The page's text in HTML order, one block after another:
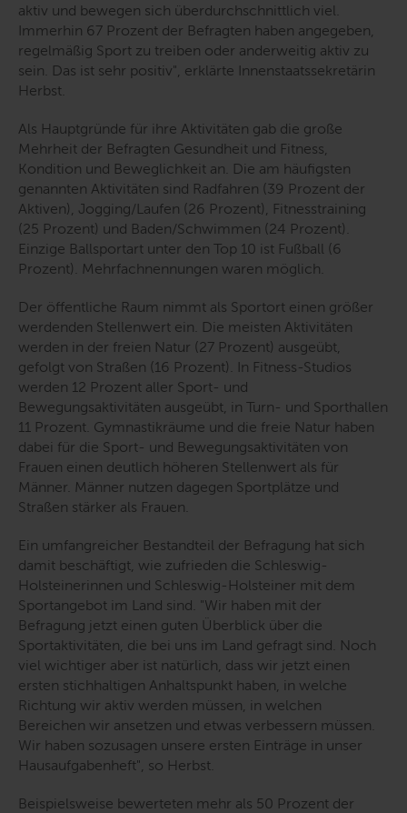
aktiv und bewegen sich überdurchschnittlich viel.
Immerhin 67 Prozent der Befragten haben angegeben,
regelmäßig Sport zu treiben oder anderweitig aktiv zu
sein. Das ist sehr positiv", erklärte Innenstaatssekretärin
Herbst.
Als Hauptgründe für ihre Aktivitäten gab die große
Mehrheit der Befragten Gesundheit und Fitness,
Kondition und Beweglichkeit an. Die am häufigsten
genannten Aktivitäten sind Radfahren (39 Prozent der
Aktiven), Jogging/Laufen (26 Prozent), Fitnesstraining
(25 Prozent) und Baden/Schwimmen (24 Prozent).
Einzige Ballsportart unter den Top 10 ist Fußball (6
Prozent). Mehrfachnennungen waren möglich.
Der öffentliche Raum nimmt als Sportort einen größer
werdenden Stellenwert ein. Die meisten Aktivitäten
werden in der freien Natur (27 Prozent) ausgeübt,
gefolgt von Straßen (16 Prozent). In Fitness-Studios
werden 12 Prozent aller Sport- und
Bewegungsaktivitäten ausgeübt, in Turn- und Sporthallen
11 Prozent. Gymnastikräume und die freie Natur haben
dabei für die Sport- und Bewegungsaktivitäten von
Frauen einen deutlich höheren Stellenwert als für
Männer. Männer nutzen dagegen Sportplätze und
Straßen stärker als Frauen.
Ein umfangreicher Bestandteil der Befragung hat sich
damit beschäftigt, wie zufrieden die Schleswig-
Holsteinerinnen und Schleswig-Holsteiner mit dem
Sportangebot im Land sind. "Wir haben mit der
Befragung jetzt einen guten Überblick über die
Sportaktivitäten, die bei uns im Land gefragt sind. Noch
viel wichtiger aber ist natürlich, dass wir jetzt einen
ersten stichhaltigen Anhaltspunkt haben, in welche
Richtung wir aktiv werden müssen, in welchen
Bereichen wir ansetzen und etwas verbessern müssen.
Wir haben sozusagen unsere ersten Einträge in unser
Hausaufgabenheft", so Herbst.
Beispielsweise bewerteten mehr als 50 Prozent der